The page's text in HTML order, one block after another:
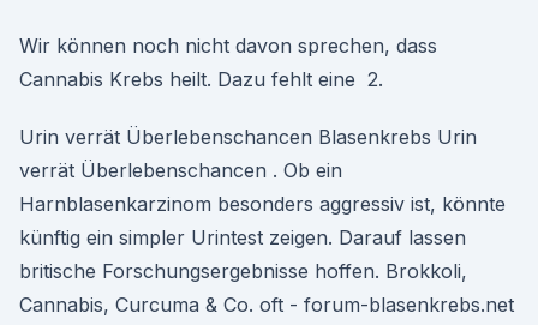
Wir können noch nicht davon sprechen, dass
Cannabis Krebs heilt. Dazu fehlt eine 2.
Urin verrät Überlebenschancen Blasenkrebs Urin
verrät Überlebenschancen . Ob ein
Harnblasenkarzinom besonders aggressiv ist, könnte
künftig ein simpler Urintest zeigen. Darauf lassen
britische Forschungsergebnisse hoffen. Brokkoli,
Cannabis, Curcuma & Co. oft - forum-blasenkrebs.net